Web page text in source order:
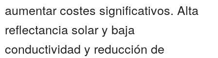
aumentar costes significativos. Alta
reflectancia solar y baja
conductividad y reducción de